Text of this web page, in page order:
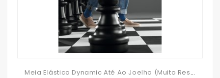
Meia Elástica Dynamic Até Ao Joelho (muito Resistente)